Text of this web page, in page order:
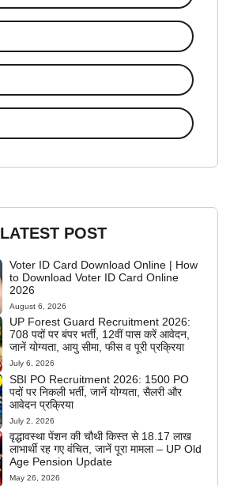
LATEST POST
Voter ID Card Download Online | How
to Download Voter ID Card Online
2026
August 6, 2026
UP Forest Guard Recruitment 2026:
708 पदों पर बंपर भर्ती, 12वीं पास करें आवेदन,
जानें योग्यता, आयु सीमा, फीस व पूरी प्रक्रिया
July 6, 2026
SBI PO Recruitment 2026: 1500 PO
पदों पर निकली भर्ती, जानें योग्यता, सैलरी और
आवेदन प्रक्रिया
July 2, 2026
वृद्धावस्था पेंशन की चौथी किस्त से 18.17 लाख
लाभार्थी रह गए वंचित, जानें पूरा मामला – UP Old
Age Pension Update
May 26, 2026